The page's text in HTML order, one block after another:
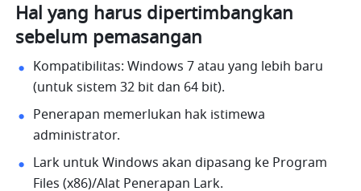
Hal yang harus dipertimbangkan
sebelum pemasangan
Kompatibilitas: Windows 7 atau yang lebih baru
(untuk sistem 32 bit dan 64 bit).
Penerapan memerlukan hak istimewa
administrator.
Lark untuk Windows akan dipasang ke Program
Files (x86)/Alat Penerapan Lark.